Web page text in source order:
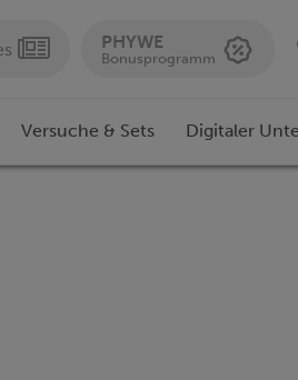
PHYWE
Bonusprogramm
Versuche & Sets Digitaler